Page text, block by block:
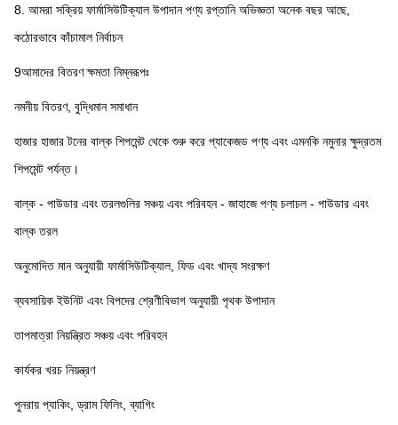
8. আমরা সক্রিয় ফার্মাসিউটিক্যাল উপাদান পণ্য রপ্তানি অভিজ্ঞতা অনেক বছর আছে,
কঠোরভাবে কাঁচামাল নির্বাচন
9আমাদের বিতরণ ক্ষমতা নিম্নরূপঃ
নমনীয় বিতরণ, বুদ্ধিমান সমাধান
হাজার হাজার টনের বাল্ক শিপমেন্ট থেকে শুরু করে প্যাকেজড পণ্য এবং এমনকি নমুনার ক্ষুদ্রতম
শিপমেন্ট পর্যন্ত।
বাল্ক - পাউডার এবং তরলগুলির সঞ্চয় এবং পরিবহন - জাহাজে পণ্য চলাচল - পাউডার এবং
বাল্ক তরল
অনুমোদিত মান অনুযায়ী ফার্মাসিউটিক্যাল, ফিড এবং খাদ্য সংরক্ষণ
ব্যবসায়িক ইউনিট এবং বিপদের শ্রেণীবিভাগ অনুযায়ী পৃথক উপাদান
তাপমাত্রা নিয়ন্ত্রিত সঞ্চয় এবং পরিবহন
কার্যকর খরচ নিয়ন্ত্রণ
পুনরায় প্যাকিং, ড্রাম ফিলিং, ব্যাগিং